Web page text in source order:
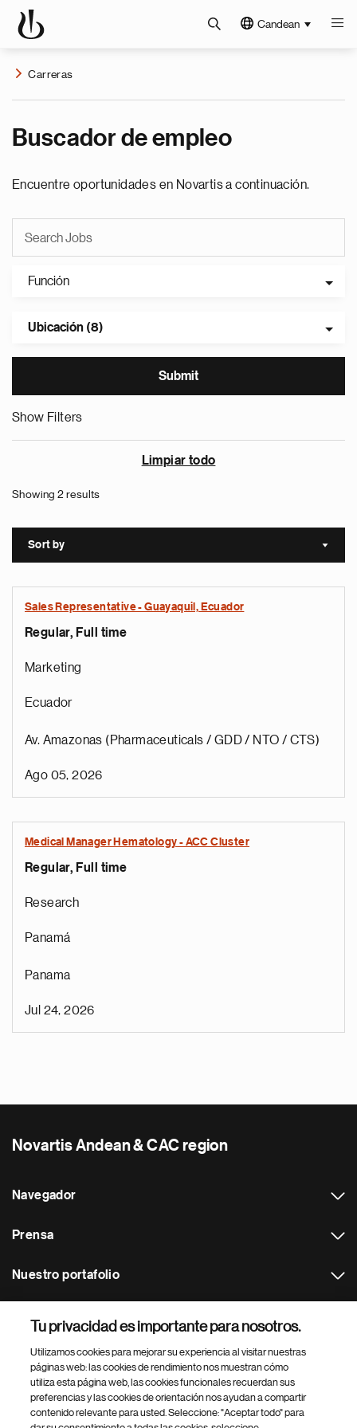
Candean
Carreras
Buscador de empleo
Encuentre oportunidades en Novartis a continuación.
Función
Ubicación (8)
Show Filters
Limpiar todo
Showing 2 results
Sort by Sort
Sales Representative - Guayaquil, Ecuador
Regular, Full time
Marketing
Ecuador
Av. Amazonas (Pharmaceuticals / GDD / NTO / CTS)
Ago 05, 2026
Medical Manager Hematology - ACC Cluster
Regular, Full time
Research
Panamá
Panama
Jul 24, 2026
Novartis Andean & CAC region
Navegador
Prensa
Nuestro portafolio
Footer Site Search
Tu privacidad es importante para nosotros.
Utilizamos cookies para mejorar su experiencia al visitar nuestras
páginas web: las cookies de rendimiento nos muestran cómo
utiliza esta página web, las cookies funcionales recuerdan sus
preferencias y las cookies de orientación nos ayudan a compartir
contenido relevante para usted. Seleccione: "Aceptar todo" para